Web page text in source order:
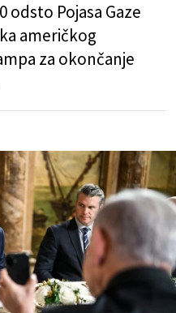
odsto Pojasa Gaze
američkog
za okončanje